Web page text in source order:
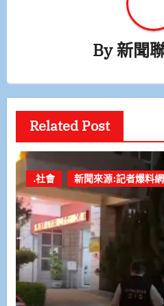
By新聞
Related Post
.社會 新聞來源:記者爆料網